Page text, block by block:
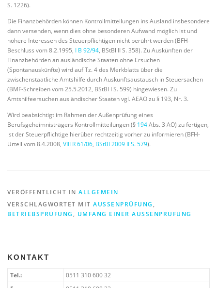
S. 1226).
Die Finanzbehörden können Kontrollmitteilungen ins Ausland insbesondere
dann versenden, wenn dies ohne besonderen Aufwand möglich ist und
höhere Interessen des Steuerpflichtigen nicht berührt werden (BFH-
Beschluss vom 8.2.1995, I B 92/94, BStBl II S. 358). Zu Auskünften der
Finanzbehörden an ausländische Staaten ohne Ersuchen
(Spontanauskünfte) wird auf Tz. 4 des Merkblatts über die
zwischenstaatliche Amtshilfe durch Auskunftsaustausch in Steuersachen
(BMF-Schreiben vom 25.5.2012, BStBl I S. 599) hingewiesen. Zu
Amtshilfeersuchen ausländischer Staaten vgl. AEAO zu § 193, Nr. 3.
Wird beabsichtigt im Rahmen der Außenprüfung eines
Berufsgeheimnisträgers Kontrollmitteilungen (§ 194Abs. 3 AO) zu fertigen,
ist der Steuerpflichtige hierüber rechtzeitig vorher zu informieren (BFH-
Urteil vom 8.4.2008, VIII R 61/06, BStBl 2009 II S. 579).
VERÖFFENTLICHT IN ALLGEMEIN
VERSCHLAGWORTET MIT AUSSENPRÜFUNG
,
BETRIEBSPRÜFUNG , UMFANG EINER AUSSENPRÜFUNG
KONTAKT
Tel.:
0511 310 600 32